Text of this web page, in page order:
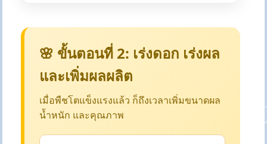
🌸 ขั้นตอนที่ 2: เร่งดอก เร่งผล
และเพิ่มผลผลิต
เมื่อพืชโตแข็งแรงแล้ว ก็ถึงเวลาเพิ่มขนาดผล
น้ำหนัก และคุณภาพ